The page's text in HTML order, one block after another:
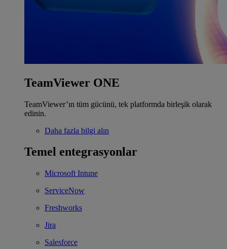
TeamViewer ONE
TeamViewer’ın tüm gücünü, tek platformda birleşik olarak
edinin.
Daha fazla bilgi alın
Temel entegrasyonlar
Microsoft Intune
ServiceNow
Freshworks
Jira
Salesforce